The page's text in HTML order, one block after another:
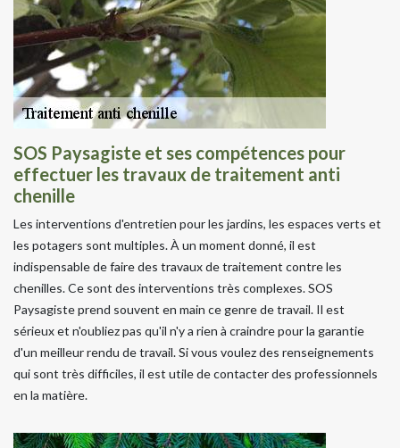
SOS Paysagiste et ses compétences pour
effectuer les travaux de traitement anti
chenille
Les interventions d'entretien pour les jardins, les espaces verts et
les potagers sont multiples. À un moment donné, il est
indispensable de faire des travaux de traitement contre les
chenilles. Ce sont des interventions très complexes. SOS
Paysagiste prend souvent en main ce genre de travail. Il est
sérieux et n'oubliez pas qu'il n'y a rien à craindre pour la garantie
d'un meilleur rendu de travail. Si vous voulez des renseignements
qui sont très difficiles, il est utile de contacter des professionnels
en la matière.